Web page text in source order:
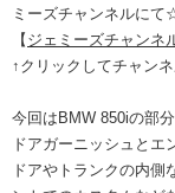
ミーズチャンネルにて
【 ジェミーズチャンネ
↑クリックしてチャン
今回はBMW 850iの部
ドアガーニッシュとエ
ドアやトランクの内側